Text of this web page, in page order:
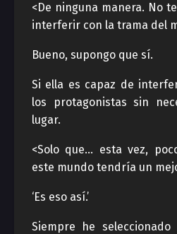
<De ninguna manera. No
interferir con la trama del
Bueno, supongo que sí.
Si ella es capaz de
los protagonistas sin
lugar.
<Solo que… esta vez,
este mundo tendría un
‘Es eso así.’
Siempre he seleccionado